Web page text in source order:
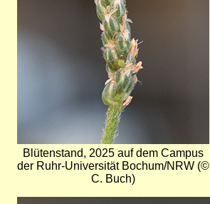
Blütenstand, 2025 auf dem Campus
der Ruhr-Universität Bochum/NRW (©
C. Buch)